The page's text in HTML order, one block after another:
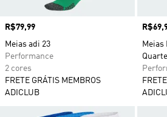
Preço
R$79,99
Meias adi 23
Performance
2 cores
FRETE GRÁTIS MEMBROS
ADICLUB
Preço
Meias